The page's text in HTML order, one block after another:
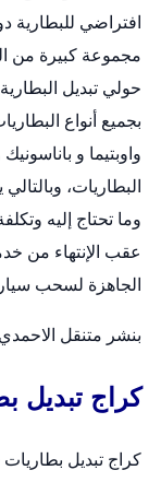
افتراضي
مجموعة كبيرة من
حولي تبديل
بجميع أنواع
واوبتيما و
البطاريات،
وما تحتاج إليه
عقب الإنتهاء من
الجاهزة لسحب
بنشر متنقل الاحمدي
كراج تبديل
كراج تبديل